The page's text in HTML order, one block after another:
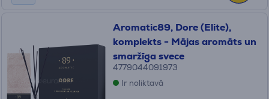
Aromatic89, Dore (Elite),
komplekts - Mājas aromāts un
smaržīga svece
4779044091973
Ir noliktavā